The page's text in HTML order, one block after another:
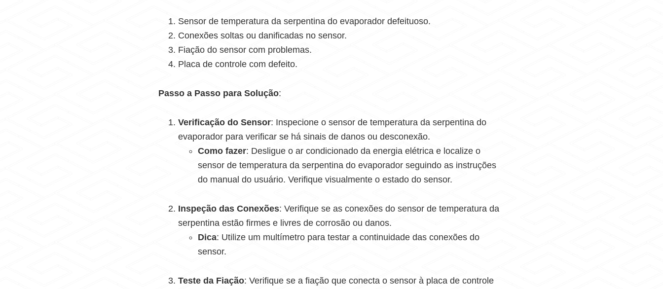
Sensor de temperatura da serpentina do evaporador defeituoso.
Conexões soltas ou danificadas no sensor.
Fiação do sensor com problemas.
Placa de controle com defeito.
Passo a Passo para Solução:
Verificação do Sensor: Inspecione o sensor de temperatura da serpentina do
evaporador para verificar se há sinais de danos ou desconexão.
Como fazer: Desligue o ar condicionado da energia elétrica e localize o
sensor de temperatura da serpentina do evaporador seguindo as instruções
do manual do usuário. Verifique visualmente o estado do sensor.
Inspeção das Conexões: Verifique se as conexões do sensor de temperatura da
serpentina estão firmes e livres de corrosão ou danos.
Dica: Utilize um multímetro para testar a continuidade das conexões do
sensor.
Teste da Fiação: Verifique se a fiação que conecta o sensor à placa de controle